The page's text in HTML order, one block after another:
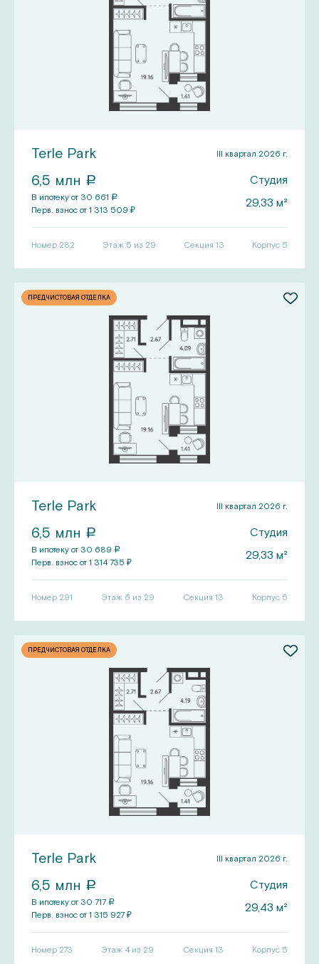
Terle Park III квартал 2026 г.
6,5 млн a Студия
В ипотеку от 30 661 a
Перв. взнос от 1 313 509 ₽ 29,33 м²
Номер 282 Этаж 5 из 29 Секция 13 Корпус 5
ПРЕДЧИСТОВАЯ ОТДЕЛКА
Terle Park III квартал 2026 г.
6,5 млн a Студия
В ипотеку от 30 689 a
Перв. взнос от 1 314 735 ₽ 29,33 м²
Номер 291 Этаж 6 из 29 Секция 13 Корпус 5
ПРЕДЧИСТОВАЯ ОТДЕЛКА
Terle Park III квартал 2026 г.
6,5 млн a Студия
В ипотеку от 30 717 a
Перв. взнос от 1 315 927 ₽ 29,43 м²
Номер 273 Этаж 4 из 29 Секция 13 Корпус 5